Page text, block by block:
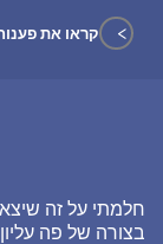
> קראו את
חלמתי על זה
בצורה של פה